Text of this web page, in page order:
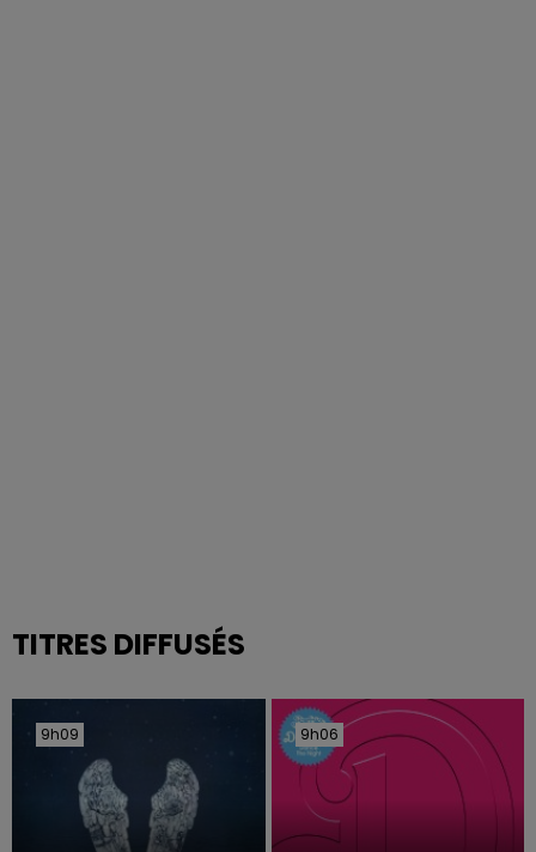
TITRES DIFFUSÉS
9h09
9h09 9h06
9h06